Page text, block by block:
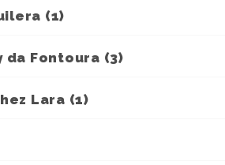
(1)
da Fontoura (3)
Lara (1)